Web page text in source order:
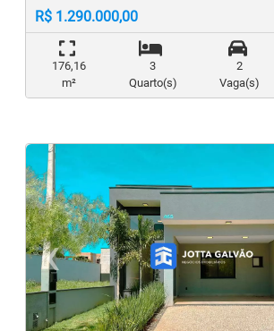
R$ 1.290.000,00
176,16
m²
3
Quarto(s)
2
Vaga(s)
‹
Previous